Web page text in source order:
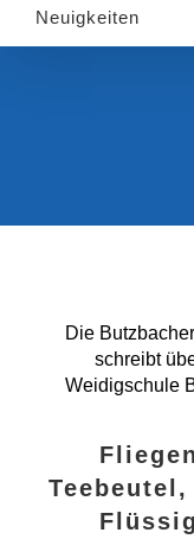
Neuigkeiten
Die
schreibt
Weidigschule